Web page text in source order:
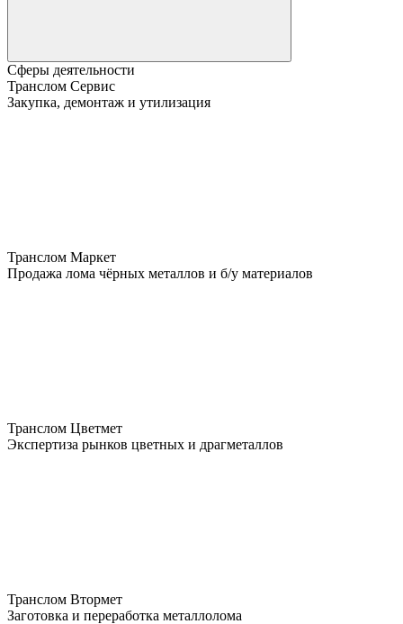
Сферы деятельности
Транслом Сервис
Закупка, демонтаж и утилизация
Транслом Маркет
Продажа лома чёрных металлов и б/у материалов
Транслом Цветмет
Экспертиза рынков цветных и драгметаллов
Транслом Втормет
Заготовка и переработка металлолома